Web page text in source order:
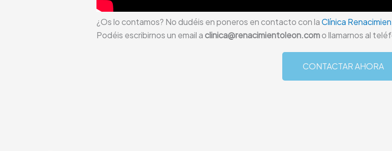
¿Os lo contamos? No dudéis en poneros en contacto con laClínica
Podéis escribirnos un email a clinica@renacimientoleon.como llamarnos al
CONTACTAR AHORA